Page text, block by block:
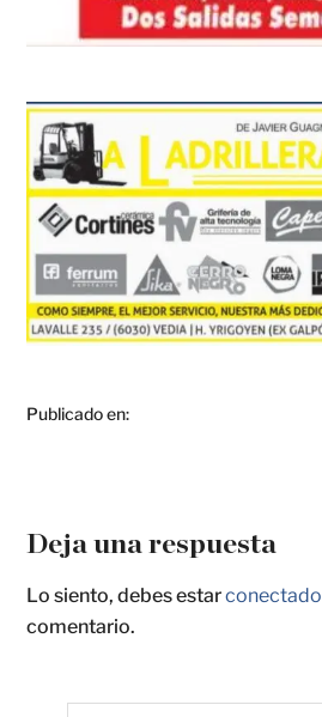
Publicado en:
Deja una respuesta
Lo siento, debes estarconectado
comentario.